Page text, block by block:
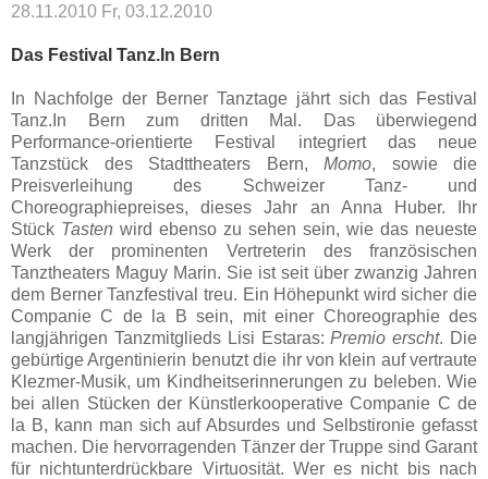
28.11.2010 Fr, 03.12.2010
Das Festival Tanz.In Bern
In Nachfolge der Berner Tanztage jährt sich das Festival
Tanz.In Bern zum dritten Mal. Das überwiegend
Performance-orientierte Festival integriert das neue
Tanzstück des Stadttheaters Bern, Momo, sowie die
Preisverleihung des Schweizer Tanz- und
Choreographiepreises, dieses Jahr an Anna Huber. Ihr
Stück Tasten wird ebenso zu sehen sein, wie das neueste
Werk der prominenten Vertreterin des französischen
Tanztheaters Maguy Marin. Sie ist seit über zwanzig Jahren
dem Berner Tanzfestival treu. Ein Höhepunkt wird sicher die
Companie C de la B sein, mit einer Choreographie des
langjährigen Tanzmitglieds Lisi Estaras:Premio erscht. Die
gebürtige Argentinierin benutzt die ihr von klein auf vertraute
Klezmer-Musik, um Kindheitserinnerungen zu beleben. Wie
bei allen Stücken der Künstlerkooperative Companie C de
la B, kann man sich auf Absurdes und Selbstironie gefasst
machen. Die hervorragenden Tänzer der Truppe sind Garant
für nichtunterdrückbare Virtuosität. Wer es nicht bis nach